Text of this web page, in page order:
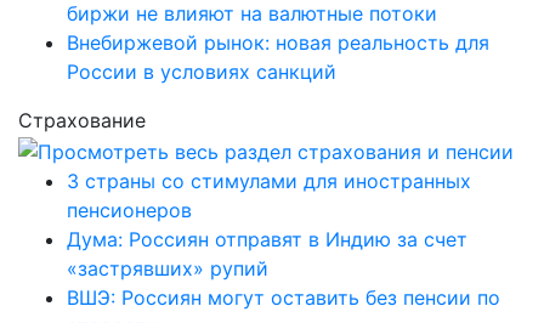
биржи не влияют на валютные потоки
Внебиржевой рынок: новая реальность для
России в условиях санкций
Страхование
3 страны со стимулами для иностранных
пенсионеров
Дума: Россиян отправят в Индию за счет
«застрявших» рупий
ВШЭ: Россиян могут оставить без пенсии по